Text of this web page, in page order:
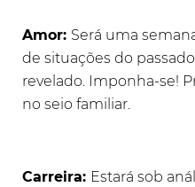
Amor: Será uma
de situações do
revelado. Imponha-se!
no seio familiar.
Carreira: Estará sob